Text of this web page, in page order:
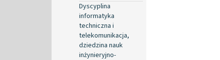
Dyscyplina
informatyka
techniczna i
telekomunikacja,
dziedzina nauk
inżynieryjno-